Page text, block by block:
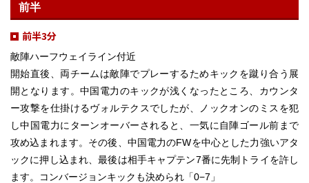
前半
前半3分
敵陣ハーフウェイライン付近
開始直後、両チームは敵陣でプレーするためキックを蹴り合う展
開となります。中国電力のキックが浅くなったところ、カウンタ
ー攻撃を仕掛けるヴォルテクスでしたが、ノックオンのミスを犯
し中国電力にターンオーバーされると、一気に自陣ゴール前まで
攻め込まれます。その後、中国電力のFWを中心とした力強いアタ
ックに押し込まれ、最後は相手キャプテン7番に先制トライを許し
ます。コンバージョンキックも決められ「0−7」